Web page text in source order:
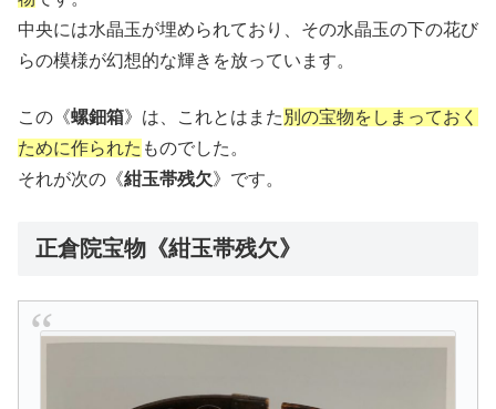
中央には水晶玉が埋められており、その水晶玉の下の花び
らの模様が幻想的な輝きを放っています。
この《螺鈿箱》は、これとはまた 別の宝物をしまっておく
ために作られた ものでした。
それが次の《紺玉帯残欠》です。
正倉院宝物《紺玉帯残欠》